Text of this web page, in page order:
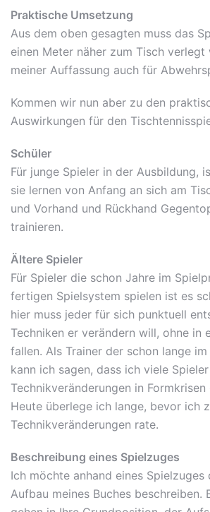
Praktische Umsetzung
Aus dem oben gesagten muss das
einen Meter näher zum Tisch
meiner Auffassung auch für
Kommen wir nun aber zu den
Auswirkungen für den
Schüler
Für junge Spieler in der Ausbildung,
sie lernen von Anfang an sich am
und Vorhand und Rückhand
trainieren.
Ältere Spieler
Für Spieler die schon Jahre im
fertigen Spielsystem spielen ist es
hier muss jeder für sich punktuell
Techniken er verändern will, ohne in
fallen. Als Trainer der schon lange
kann ich sagen, dass ich viele
Technikveränderungen in
Heute überlege ich lange, bevor ich
Technikveränderungen rate.
Beschreibung eines Spielzuges
Ich möchte anhand eines Spielzuges
Aufbau meines Buches beschreiben.